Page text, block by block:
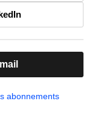
abonnements